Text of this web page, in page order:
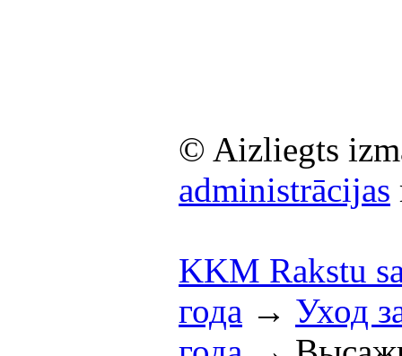
© Aizliegts
administrācijas
KKM Rakstu
года → Уход